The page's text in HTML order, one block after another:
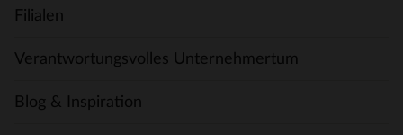
Filialen
Verantwortungsvolles Unternehmertum
Blog & Inspiration